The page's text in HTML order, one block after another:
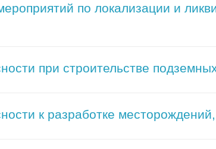
по локализации и
при строительстве
к разработке